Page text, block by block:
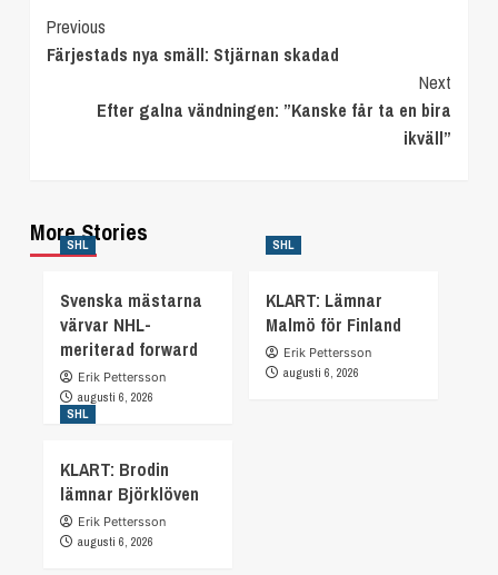
Continue
Reading
Previous
Färjestads nya smäll: Stjärnan skadad
Next
Efter galna vändningen: ”Kanske får ta en bira
ikväll”
More Stories
SHL
Svenska mästarna
värvar NHL-
meriterad forward
Erik Pettersson
augusti 6, 2026
SHL
KLART: Lämnar
Malmö för Finland
Erik Pettersson
augusti 6, 2026
SHL
KLART: Brodin
lämnar Björklöven
Erik Pettersson
augusti 6, 2026